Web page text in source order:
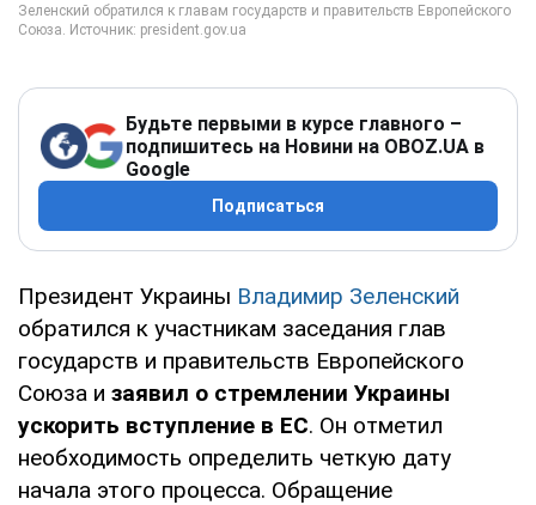
Будьте первыми в курсе главного –
подпишитесь на Новини на OBOZ.UA в
Google
Подписаться
Президент Украины Владимир Зеленский
обратился к участникам заседания глав
государств и правительств Европейского
Союза и заявил о стремлении Украины
ускорить вступление в ЕС. Он отметил
необходимость определить четкую дату
начала этого процесса. Обращение